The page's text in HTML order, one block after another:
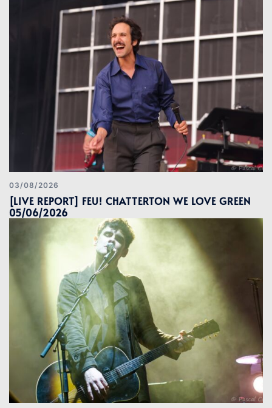
03/08/2026
[LIVE REPORT] FEU! CHATTERTON WE LOVE GREEN
05/06/2026